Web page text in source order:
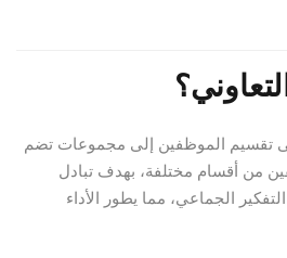
تقسيم الموظفين إلى مجموعات تضم
من أقسام مختلفة، بهدف تبادل
الجماعي، مما يطور الأداء